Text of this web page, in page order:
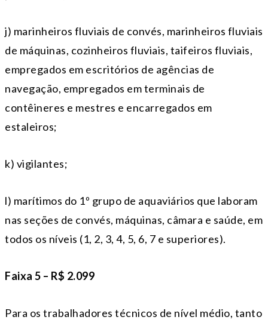
j) marinheiros fluviais de convés, marinheiros fluviais
de máquinas, cozinheiros fluviais, taifeiros fluviais,
empregados em escritórios de agências de
navegação, empregados em terminais de
contêineres e mestres e encarregados em
estaleiros;
k) vigilantes;
l) marítimos do 1º grupo de aquaviários que laboram
nas seções de convés, máquinas, câmara e saúde, em
todos os níveis (1, 2, 3, 4, 5, 6, 7 e superiores).
Faixa 5 – R$ 2.099
Para os trabalhadores técnicos de nível médio, tanto